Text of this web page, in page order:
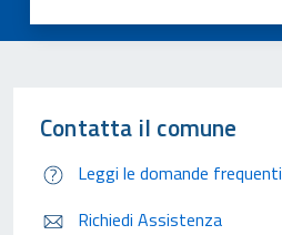
Contatta il comune
Leggi le domande frequenti
Richiedi Assistenza